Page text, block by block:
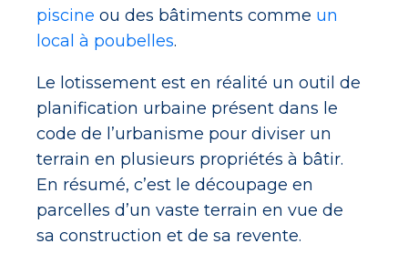
piscine ou des bâtiments comme un
local à poubelles.
Le lotissement est en réalité un outil de
planification urbaine présent dans le
code de l’urbanisme pour diviser un
terrain en plusieurs propriétés à bâtir.
En résumé, c’est le découpage en
parcelles d’un vaste terrain en vue de
sa construction et de sa revente.